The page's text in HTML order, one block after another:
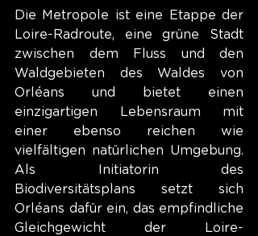
Die Metropole ist eine Etappe der
Loire-Radroute, eine grüne Stadt
zwischen dem Fluss und den
Waldgebieten des Waldes von
Orléans und bietet einen
einzigartigen Lebensraum mit
einer ebenso reichen wie
vielfältigen natürlichen Umgebung.
Als Initiatorin des
Biodiversitätsplans setzt sich
Orléans dafür ein, das empfindliche
Gleichgewicht der Loire-